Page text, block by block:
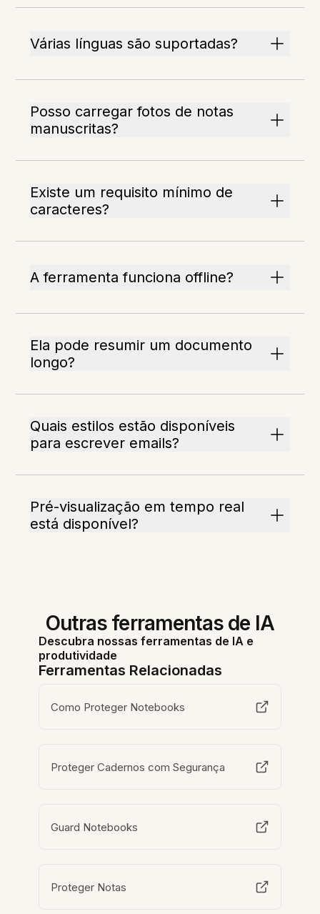
Várias línguas são suportadas?
Posso carregar fotos de notas
manuscritas?
Existe um requisito mínimo de
caracteres?
A ferramenta funciona offline?
Ela pode resumir um documento
longo?
Quais estilos estão disponíveis
para escrever emails?
Pré-visualização em tempo real
está disponível?
Outras ferramentas de IA
Descubra nossas ferramentas de IA e
produtividade
Ferramentas Relacionadas
Como Proteger Notebooks
Proteger Cadernos com Segurança
Guard Notebooks
Proteger Notas